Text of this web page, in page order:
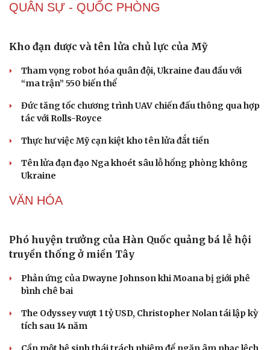
Dinh dưỡng - món ngon
Sản phụ khoa
Nhi khoa
Nam khoa
Làm đẹp - giảm cân
Ăn sạch sống khỏe
Nhà đẹp
Tình yêu - Gia đình
QUÂN SỰ - QUỐC PHÒNG
Kho đạn dược và tên lửa chủ lực của Mỹ
Tham vọng robot hóa quân đội, Ukraine đau đầu với
“ma trận” 550 biến thể
Đức tăng tốc chương trình UAV chiến đấu thông qua hợp
tác với Rolls-Royce
Thực hư việc Mỹ cạn kiệt kho tên lửa đắt tiền
Tên lửa đạn đạo Nga khoét sâu lỗ hổng phòng không
Ukraine
VĂN HÓA
Phó huyện trưởng của Hàn Quốc quảng bá lễ hội
truyền thống ở miền Tây
Phản ứng của Dwayne Johnson khi Moana bị giới phê
bình chê bai
The Odyssey vượt 1 tỷ USD, Christopher Nolan tái lập kỳ
tích sau 14 năm